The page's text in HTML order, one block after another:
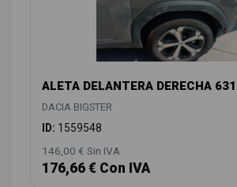
ALETA DELANTERA DERECHA
DACIA BIGSTER
ID: 1559548
146,00 € Sin IVA
176,66 € Con IVA